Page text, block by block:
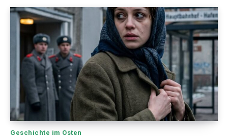
Geschichte im Osten